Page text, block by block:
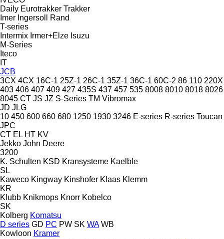
Daily Eurotrakker Trakker
Imer Ingersoll Rand
T-series
Intermix Irmer+Elze Isuzu
M-Series
Iteco
IT
JCB
3CX 4CX 16C-1 25Z-1 26C-1 35Z-1 36C-1 60C-2 86 110 220X
403 406 407 409 427 435S 437 457 535 8008 8010 8018 8026
8045 CT JS JZ S-Series TM Vibromax
JD JLG
10 450 600 660 680 1250 1930 3246 E-series R-series Toucan
JPC
CT EL HT KV
Jekko John Deere
3200
K. Schulten KSD Kransysteme Kaelble
SL
Kaweco Kingway Kinshofer Klaas Klemm
KR
Klubb Knikmops Knorr Kobelco
SK
Kolberg Komatsu
D series GD PC PW SK WA WB
Kowloon Kramer